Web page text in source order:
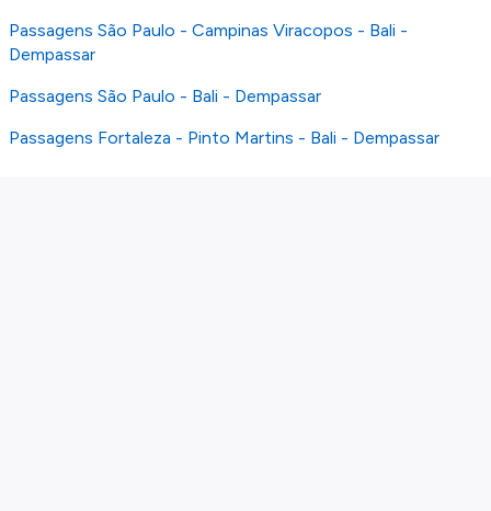
Passagens São Paulo - Campinas Viracopos - Bali -
Dempassar
Passagens São Paulo - Bali - Dempassar
Passagens Fortaleza - Pinto Martins - Bali - Dempassar